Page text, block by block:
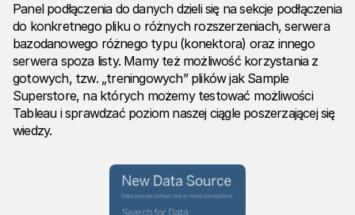
Panel podłączenia do danych dzieli się na sekcje podłączenia
do konkretnego pliku o różnych rozszerzeniach, serwera
bazodanowego różnego typu (konektora) oraz innego
serwera spoza listy. Mamy też możliwość korzystania z
gotowych, tzw. „treningowych” plików jak Sample
Superstore, na których możemy testować możliwości
Tableau i sprawdzać poziom naszej ciągle poszerzającej się
wiedzy.